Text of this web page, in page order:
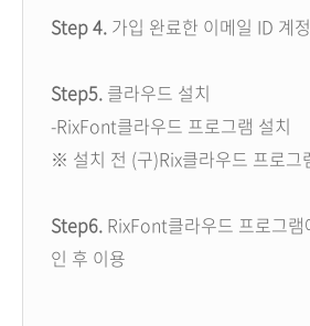
Step 4. 가입 완료한 이메일 ID 계
Step5. 클라우드 설치
-RixFont클라우드 프로그램 설치
※ 설치 전 (구)Rix클라우드 프로그
Step6. RixFont클라우드 프로그램
인 후 이용